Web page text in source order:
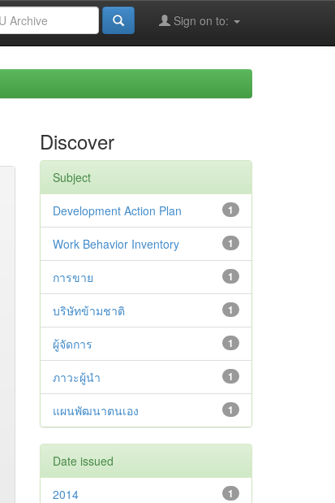
Sign on to:
Discover
Subject
1
Development Action Plan
1
Work Behavior Inventory
1
การขาย
1
บริษัทข้ามชาติ
1
ผู้จัดการ
1
ภาวะผู้นำ
1
แผนพัฒนาตนเอง
Date issued
1
2014